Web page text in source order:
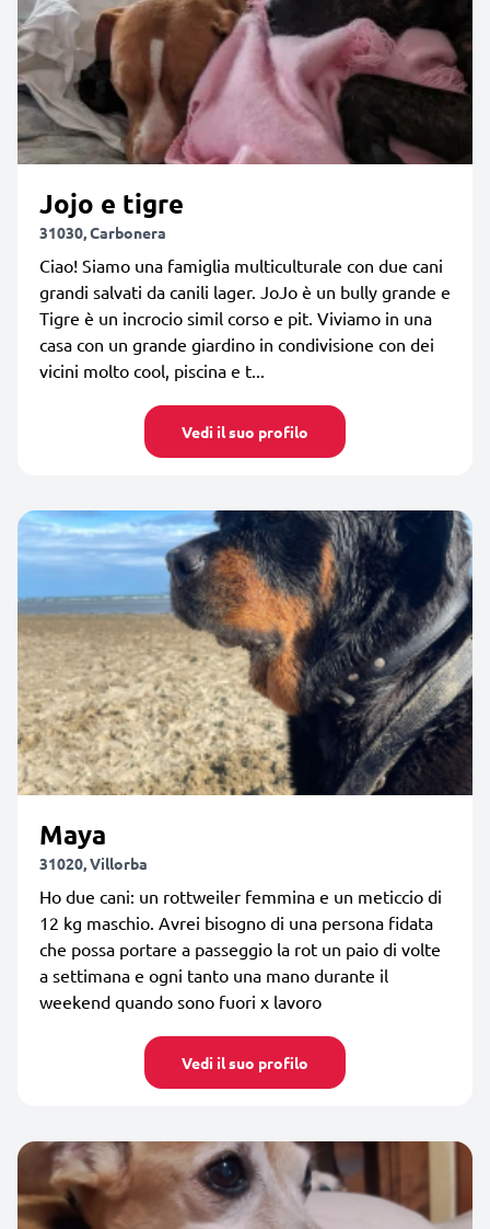
Jojo e tigre
31030, Carbonera
Ciao! Siamo una famiglia multiculturale con due cani
grandi salvati da canili lager. JoJo è un bully grande e
Tigre è un incrocio simil corso e pit. Viviamo in una
casa con un grande giardino in condivisione con dei
vicini molto cool, piscina e t...
Vedi il suo profilo
Maya
31020, Villorba
Ho due cani: un rottweiler femmina e un meticcio di
12 kg maschio. Avrei bisogno di una persona fidata
che possa portare a passeggio la rot un paio di volte
a settimana e ogni tanto una mano durante il
weekend quando sono fuori x lavoro
Vedi il suo profilo